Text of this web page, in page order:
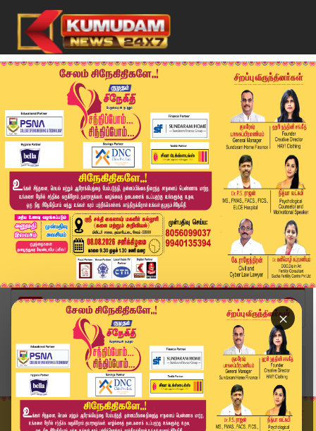
×
Home
வீடியோ ஸ்டோரி
வேட்பாளர்களின் சொத்து விவரம் - IT பதில் | Udhay...